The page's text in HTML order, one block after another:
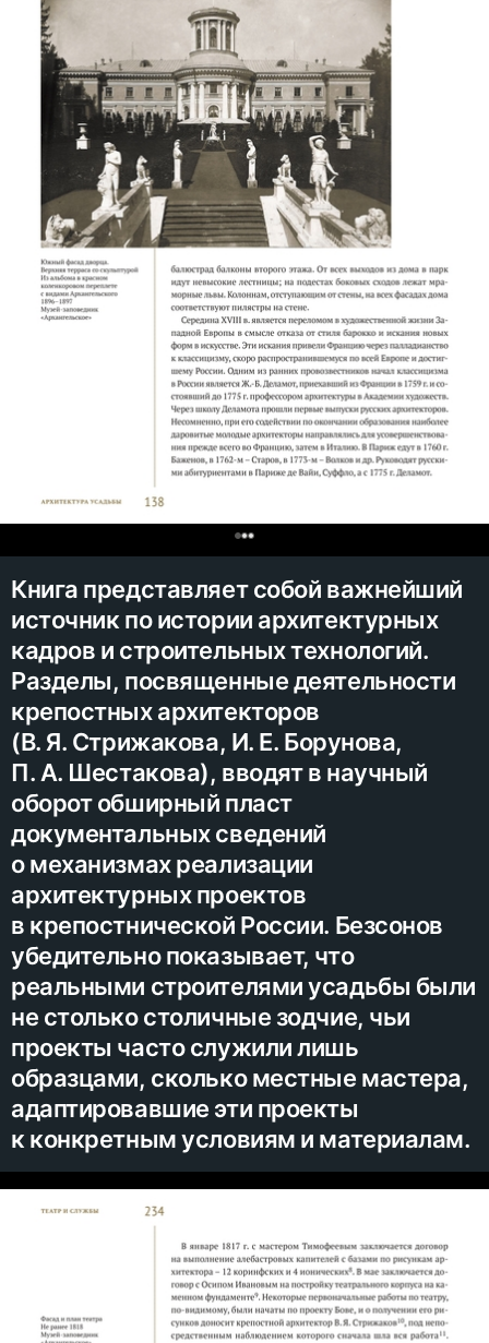
Книга представляет собой важнейший
источник по истории архитектурных
кадров и строительных технологий.
Разделы, посвященные деятельности
крепостных архитекторов
(В. Я. Стрижакова, И. Е. Борунова,
П. А. Шестакова), вводят в научный
оборот обширный пласт
документальных сведений
о механизмах реализации
архитектурных проектов
в крепостнической России. Безсонов
убедительно показывает, что
реальными строителями усадьбы были
не столько столичные зодчие, чьи
проекты часто служили лишь
образцами, сколько местные мастера,
адаптировавшие эти проекты
к конкретным условиям и материалам.